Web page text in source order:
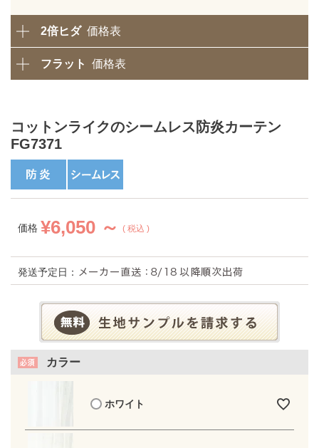
2倍ヒダ 価格表
フラット 価格表
コットンライクのシームレス防炎カーテン
FG7371
価格 ¥6,050 ～ 税込
発送予定日：
カラー
ホワイト